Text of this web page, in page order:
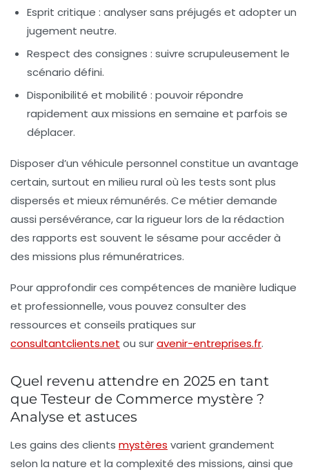
Esprit critique : analyser sans préjugés et adopter un
jugement neutre.
Respect des consignes : suivre scrupuleusement le
scénario défini.
Disponibilité et mobilité : pouvoir répondre
rapidement aux missions en semaine et parfois se
déplacer.
Disposer d’un véhicule personnel constitue un avantage
certain, surtout en milieu rural où les tests sont plus
dispersés et mieux rémunérés. Ce métier demande
aussi persévérance, car la rigueur lors de la rédaction
des rapports est souvent le sésame pour accéder à
des missions plus rémunératrices.
Pour approfondir ces compétences de manière ludique
et professionnelle, vous pouvez consulter des
ressources et conseils pratiques sur
consultantclients.net ou suravenir-entreprises.fr.
Quel revenu attendre en 2025 en tant
que Testeur de Commerce mystère ?
Analyse et astuces
Les gains des clients mystères varient grandement
selon la nature et la complexité des missions, ainsi que